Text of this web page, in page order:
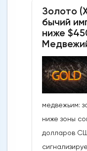
Золото
бычий
ниже
медвежьим:
ниже зоны
долларов